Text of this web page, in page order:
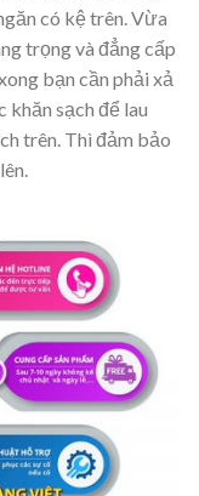
có kệ trên. Vừa
trọng và đẳng cấp
bạn cần phải xả
khăn sạch để lau
trên. Thì đảm bảo